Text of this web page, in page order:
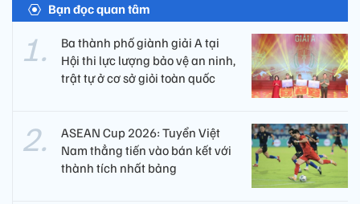
Bạn đọc quan tâm
Ba thành phố giành giải A tại
Hội thi lực lượng bảo vệ an ninh,
trật tự ở cơ sở giỏi toàn quốc
ASEAN Cup 2026: Tuyển Việt
Nam thẳng tiến vào bán kết với
thành tích nhất bảng